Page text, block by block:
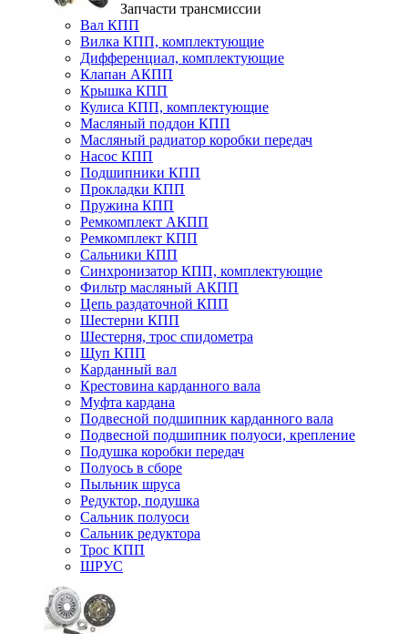
Запчасти трансмиссии
Вал КПП
Вилка КПП, комплектующие
Дифференциал, комплектующие
Клапан АКПП
Крышка КПП
Кулиса КПП, комплектующие
Масляный поддон КПП
Масляный радиатор коробки передач
Насос КПП
Подшипники КПП
Прокладки КПП
Пружина КПП
Ремкомплект АКПП
Ремкомплект КПП
Сальники КПП
Синхронизатор КПП, комплектующие
Фильтр масляный АКПП
Цепь раздаточной КПП
Шестерни КПП
Шестерня, трос спидометра
Щуп КПП
Карданный вал
Крестовина карданного вала
Муфта кардана
Подвесной подшипник карданного вала
Подвесной подшипник полуоси, крепление
Подушка коробки передач
Полуось в сборе
Пыльник шруса
Редуктор, подушка
Сальник полуоси
Сальник редуктора
Трос КПП
ШРУС